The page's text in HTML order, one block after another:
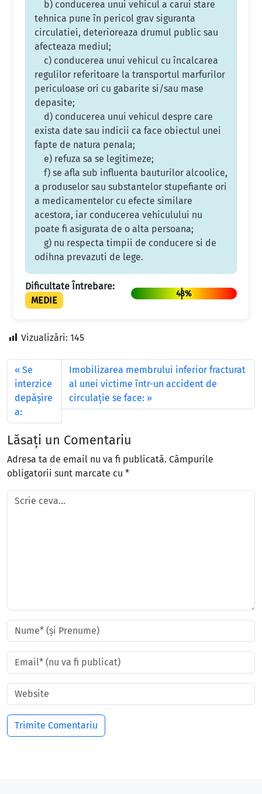
b) conducerea unui vehicul a carui stare
tehnica pune în pericol grav siguranta
circulatiei, deterioreaza drumul public sau
afecteaza mediul;
c) conducerea unui vehicul cu încalcarea
regulilor referitoare la transportul marfurilor
periculoase ori cu gabarite si/sau mase
depasite;
d) conducerea unui vehicul despre care
exista date sau indicii ca face obiectul unei
fapte de natura penala;
e) refuza sa se legitimeze;
f) se afla sub influenta bauturilor alcoolice,
a produselor sau substantelor stupefiante ori
a medicamentelor cu efecte similare
acestora, iar conducerea vehiculului nu
poate fi asigurata de o alta persoana;
g) nu respecta timpii de conducere si de
odihna prevazuti de lege.
Dificultate Întrebare:
MEDIE
48%
Vizualizări: 145
Se
interzice
depăşire
a:
Imobilizarea membrului inferior fracturat
al unei victime într-un accident de
circulaţie se face:
Lăsați un Comentariu
Adresa ta de email nu va fi publicată. Câmpurile
obligatorii sunt marcate cu *